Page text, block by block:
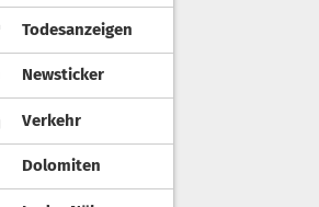
Todesanzeigen
Newsticker
Verkehr
Dolomiten